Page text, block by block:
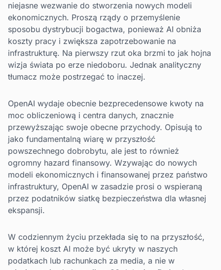
niejasne wezwanie do stworzenia nowych modeli
ekonomicznych. Proszą rządy o przemyślenie
sposobu dystrybucji bogactwa, ponieważ AI obniża
koszty pracy i zwiększa zapotrzebowanie na
infrastrukturę. Na pierwszy rzut oka brzmi to jak hojna
wizja świata po erze niedoboru. Jednak analityczny
tłumacz może postrzegać to inaczej.
OpenAI wydaje obecnie bezprecedensowe kwoty na
moc obliczeniową i centra danych, znacznie
przewyższając swoje obecne przychody. Opisują to
jako fundamentalną wiarę w przyszłość
powszechnego dobrobytu, ale jest to również
ogromny hazard finansowy. Wzywając do nowych
modeli ekonomicznych i finansowanej przez państwo
infrastruktury, OpenAI w zasadzie prosi o wspieraną
przez podatników siatkę bezpieczeństwa dla własnej
ekspansji.
W codziennym życiu przekłada się to na przyszłość,
w której koszt AI może być ukryty w naszych
podatkach lub rachunkach za media, a nie w